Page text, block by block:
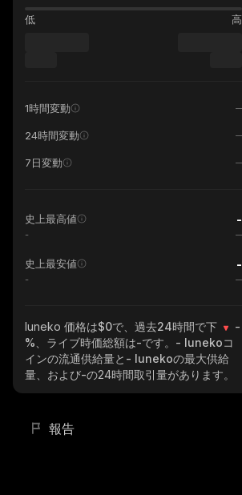
低 高
1時間変動
24時間変動
7日変動
史上最高値 -
-
史上最安値 -
-
luneko 価格は$0で、過去24時間で下
-
% 、ライブ時価総額は-です。 - lunekoコ
インの流通供給量と - lunekoの最大供給
量、および-の24時間取引量があります。
報告